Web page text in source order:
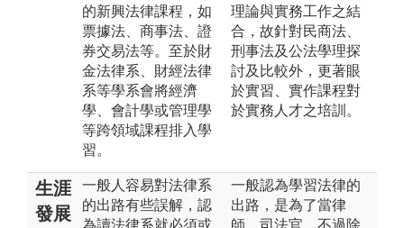
的新興法律課程，如
票據法、商事法、證
券交易法等。至於財
金法律系、財經法律
系等學系會將經濟
學、會計學或管理學
等跨領域課程排入學
習。
理論與實務工作之結
合，故針對民商法、
刑事法及公法學理探
討及比較外，更著眼
於實習、實作課程對
於實務人才之培訓。
生涯
發展
一般人容易對法律系
的出路有些誤解，認
為讀法律系就必須或
一般認為學習法律的
出路，是為了當律
師、司法官。不過除